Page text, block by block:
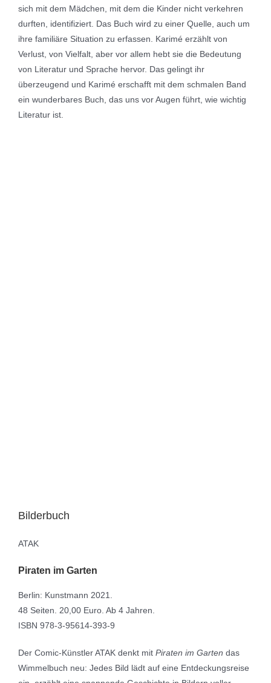
sich mit dem Mädchen, mit dem die Kinder nicht verkehren
durften, identifiziert. Das Buch wird zu einer Quelle, auch um
ihre familiäre Situation zu erfassen. Karimé erzählt von
Verlust, von Vielfalt, aber vor allem hebt sie die Bedeutung
von Literatur und Sprache hervor. Das gelingt ihr
überzeugend und Karimé erschafft mit dem schmalen Band
ein wunderbares Buch, das uns vor Augen führt, wie wichtig
Literatur ist.
Bilderbuch
ATAK
Piraten im Garten
Berlin: Kunstmann 2021.
48 Seiten. 20,00 Euro. Ab 4 Jahren.
ISBN 978-3-95614-393-9
Der Comic-Künstler ATAK denkt mit Piraten im Garten das
Wimmelbuch neu: Jedes Bild lädt auf eine Entdeckungsreise